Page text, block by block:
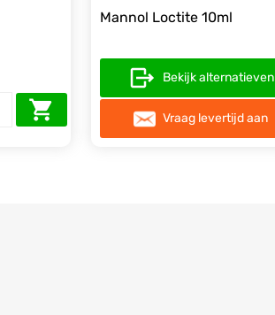
Mannol Loctite 10ml
Bekijk alternatieven
Vraag levertijd aan